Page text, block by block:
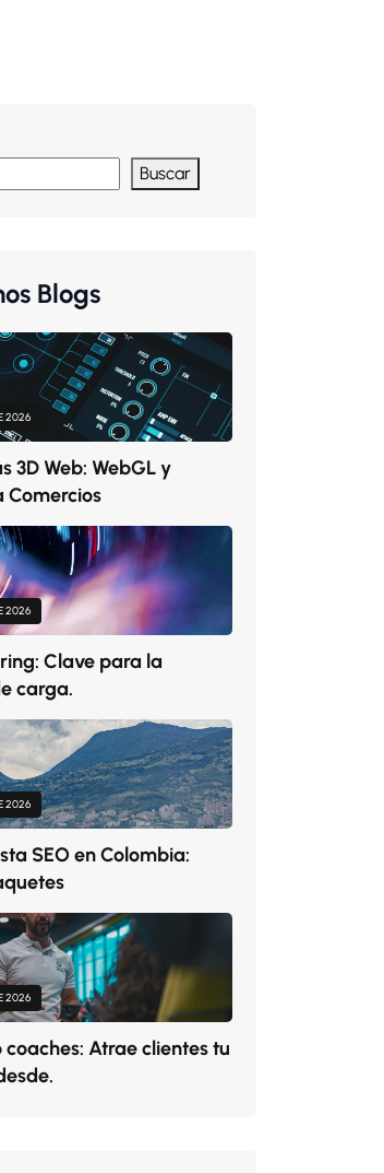
Buscar
Blogs
2026
3D Web: WebGL y
Comercios
2026
Clave para la
carga.
2026
SEO en Colombia:
2026
coaches: Atrae clientes tu